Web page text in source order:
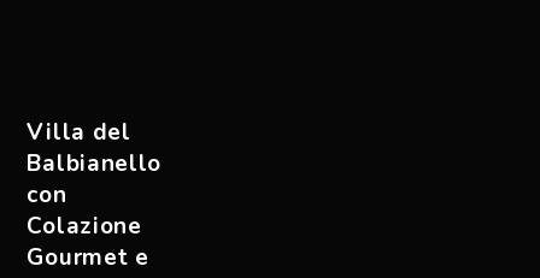
Villa del
Balbianello
con
Colazione
Gourmet e